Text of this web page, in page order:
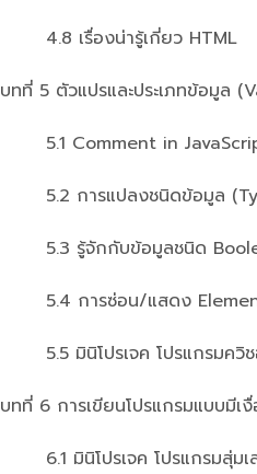
4.8 เรื่องน่ารู้เกี่ยว HTML
บทที่ 5 ตัวแปรและประเภทข้อมูล
5.1 Comment in
5.2 การแปลงชนิดข้อมูล
5.3 รู้จักกับข้อมูลชนิด
5.4 การซ่อน/แสดง
5.5 มินิโปรเจค โปรแกรมควิ
บทที่ 6 การเขียนโปรแกรมแบบมีเงื่
6.1 มินิโปรเจค โปรแกรมสุ่มเ